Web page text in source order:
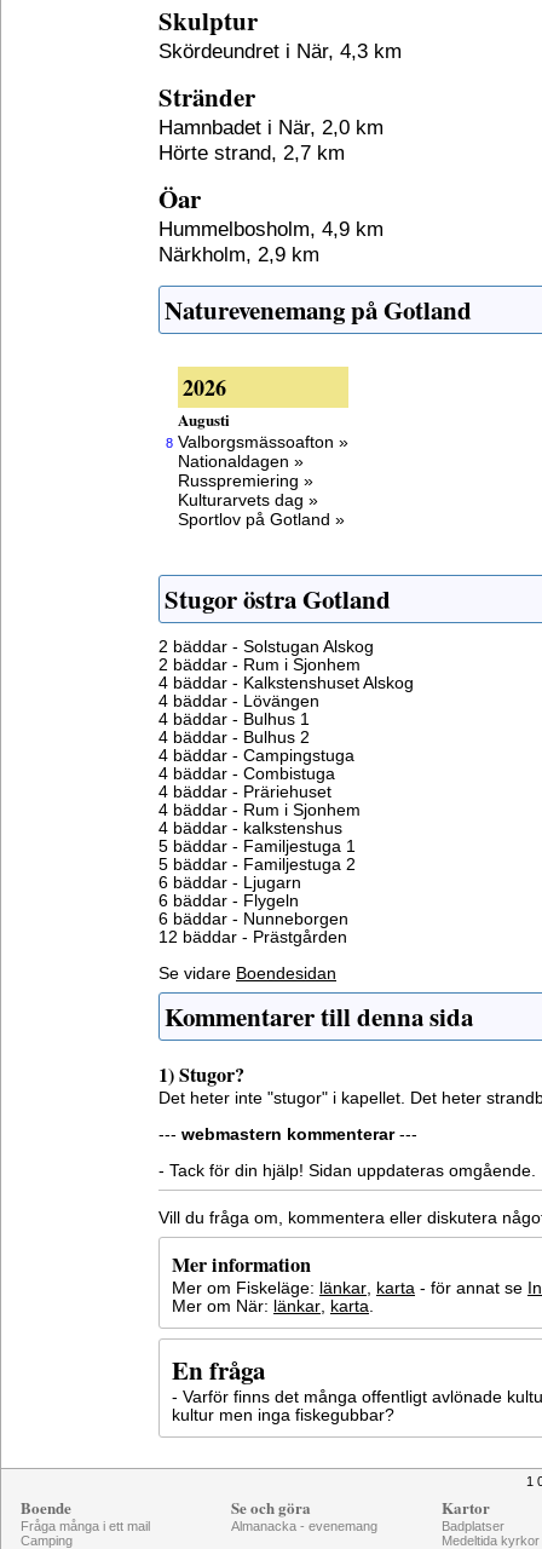
Skulptur
Skördeundret i När, 4,3 km
Stränder
Hamnbadet i När, 2,0 km
Hörte strand, 2,7 km
Öar
Hummelbosholm, 4,9 km
Närkholm, 2,9 km
Naturevenemang på Gotland
2026
Augusti
8 Valborgsmässoafton »
Nationaldagen »
Russpremiering »
Kulturarvets dag »
Sportlov på Gotland »
Stugor östra Gotland
2 bäddar - Solstugan Alskog
2 bäddar - Rum i Sjonhem
4 bäddar - Kalkstenshuset Alskog
4 bäddar - Lövängen
4 bäddar - Bulhus 1
4 bäddar - Bulhus 2
4 bäddar - Campingstuga
4 bäddar - Combistuga
4 bäddar - Präriehuset
4 bäddar - Rum i Sjonhem
4 bäddar - kalkstenshus
5 bäddar - Familjestuga 1
5 bäddar - Familjestuga 2
6 bäddar - Ljugarn
6 bäddar - Flygeln
6 bäddar - Nunneborgen
12 bäddar - Prästgården
Se vidare Boendesidan
Kommentarer till denna sida
1) Stugor?
Det heter inte "stugor" i kapellet. Det heter
--- webmastern kommenterar---
- Tack för din hjälp! Sidan uppdateras omgående.
Vill du fråga om, kommentera eller diskutera
Mer information
Mer om Fiskeläge: länkar, karta - för annat se
Mer om När: länkar, karta.
En fråga
- Varför finns det många offentligt avlönade
kultur men inga fiskegubbar?
1
Boende
Fråga många i ett mail
Camping
Se och göra
Almanacka - evenemang
Kartor
Badplatser
Medeltida kyrkor